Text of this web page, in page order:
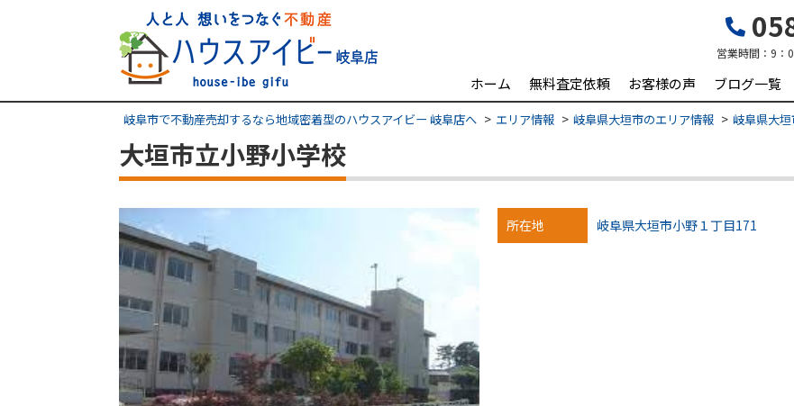
営業時間： 9：
ホーム 無料査定依頼 お客様の声 ブログ一覧
岐阜市で不動産売却するなら地域密着型のハウスアイビー 岐阜店へ エリア情報 岐阜県大垣市のエリア情報 岐阜県大
大垣市立小野小学校
所在地 岐阜県大垣市小野１丁目171